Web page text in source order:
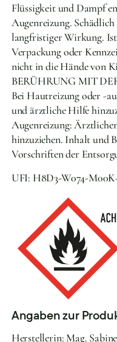
Flüssigkeit und Dampf
Augenreizung.
langfristiger Wirkung.
Verpackung oder
nicht in die Hände von
BERÜHRUNG MIT
Bei Hautreizung oder -
und ärztliche Hilfe
Augenreizung:
hinzuziehen. Inhalt und
Vorschriften der
UFI: H8D3-W074-
Angaben zur
Herstellerin: Mag.